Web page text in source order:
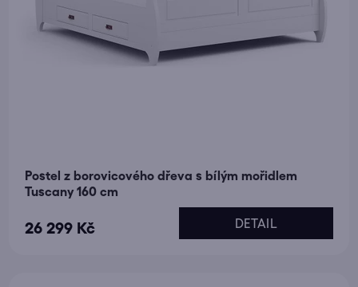
Postel z borovicového dřeva s bílým mořidlem
Tuscany 160 cm
26 299 Kč DETAIL